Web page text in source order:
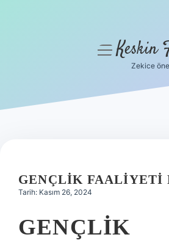
Hakkımızda
menüyüKeskin
Zekice
GENÇLIK FAALIYETI
Tarih: Kasım 26, 2024
GENÇLIK